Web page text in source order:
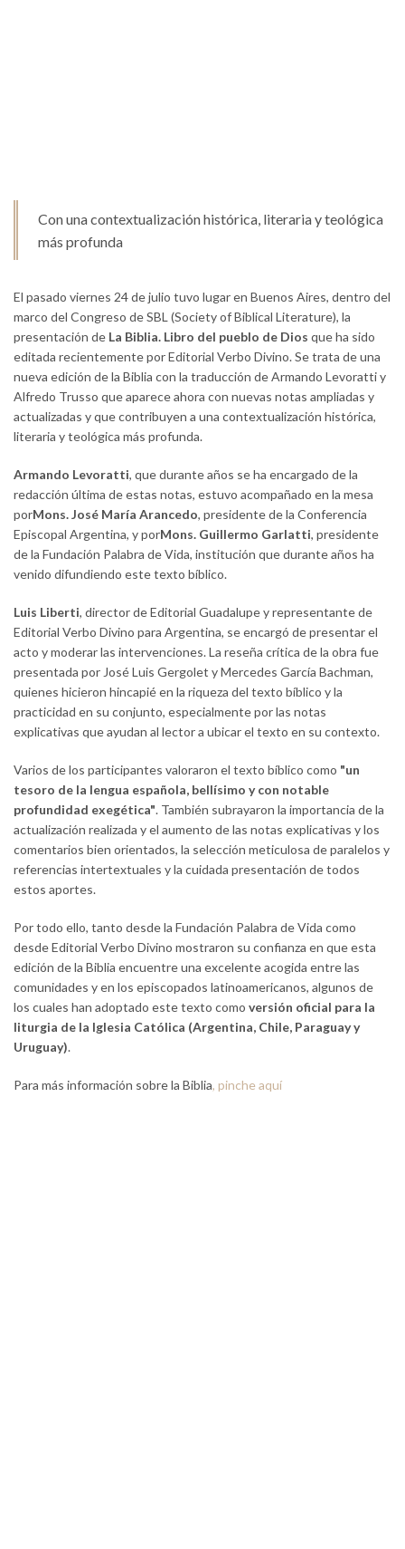
Con una contextualización histórica, literaria y teológica
más profunda
El pasado viernes 24 de julio tuvo lugar en Buenos Aires, dentro del
marco del Congreso de SBL (Society of Biblical Literature), la
presentación de La Biblia. Libro del pueblo de Dios que ha sido
editada recientemente por Editorial Verbo Divino. Se trata de una
nueva edición de la Biblia con la traducción de Armando Levoratti y
Alfredo Trusso que aparece ahora con nuevas notas ampliadas y
actualizadas y que contribuyen a una contextualización histórica,
literaria y teológica más profunda.
Armando Levoratti, que durante años se ha encargado de la
redacción última de estas notas, estuvo acompañado en la mesa
porMons. José María Arancedo, presidente de la Conferencia
Episcopal Argentina, y porMons. Guillermo Garlatti, presidente
de la Fundación Palabra de Vida, institución que durante años ha
venido difundiendo este texto bíblico.
Luis Liberti, director de Editorial Guadalupe y representante de
Editorial Verbo Divino para Argentina, se encargó de presentar el
acto y moderar las intervenciones. La reseña crítica de la obra fue
presentada por José Luis Gergolet y Mercedes García Bachman,
quienes hicieron hincapié en la riqueza del texto bíblico y la
practicidad en su conjunto, especialmente por las notas
explicativas que ayudan al lector a ubicar el texto en su contexto.
Varios de los participantes valoraron el texto bíblico como "un
tesoro de la lengua española, bellísimo y con notable
profundidad exegética". También subrayaron la importancia de la
actualización realizada y el aumento de las notas explicativas y los
comentarios bien orientados, la selección meticulosa de paralelos y
referencias intertextuales y la cuidada presentación de todos
estos aportes.
Por todo ello, tanto desde la Fundación Palabra de Vida como
desde Editorial Verbo Divino mostraron su confianza en que esta
edición de la Biblia encuentre una excelente acogida entre las
comunidades y en los episcopados latinoamericanos, algunos de
los cuales han adoptado este texto como versión oficial para la
liturgia de la Iglesia Católica (Argentina, Chile, Paraguay y
Uruguay).
Para más información sobre la Biblia, pinche aquí